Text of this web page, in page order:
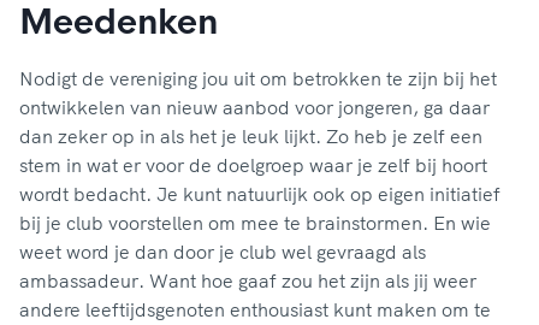
Meedenken
Nodigt de vereniging jou uit om betrokken te zijn bij het
ontwikkelen van nieuw aanbod voor jongeren, ga daar
dan zeker op in als het je leuk lijkt. Zo heb je zelf een
stem in wat er voor de doelgroep waar je zelf bij hoort
wordt bedacht. Je kunt natuurlijk ook op eigen initiatief
bij je club voorstellen om mee te brainstormen. En wie
weet word je dan door je club wel gevraagd als
ambassadeur. Want hoe gaaf zou het zijn als jij weer
andere leeftijdsgenoten enthousiast kunt maken om te